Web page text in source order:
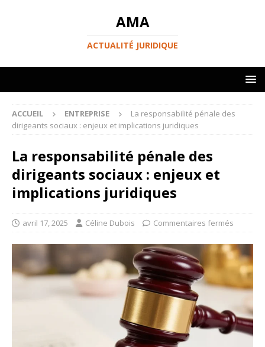
AMA
ACTUALITÉ JURIDIQUE
ACCUEIL ENTREPRISE
La responsabilité pénale des
dirigeants sociaux : enjeux et implications juridiques
La responsabilité pénale des
dirigeants sociaux : enjeux et
implications juridiques
avril 17, 2025 Céline Dubois Commentaires fermés